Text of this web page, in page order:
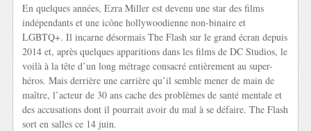
En quelques années, Ezra Miller est devenu une star des films
indépendants et une icône hollywoodienne non-binaire et
LGBTQ+. Il incarne désormais The Flash sur le grand écran depuis
2014 et, après quelques apparitions dans les films de DC Studios, le
voilà à la tête d’un long métrage consacré entièrement au super-
héros. Mais derrière une carrière qu’il semble mener de main de
maître, l’acteur de 30 ans cache des problèmes de santé mentale et
des accusations dont il pourrait avoir du mal à se défaire. The Flash
sort en salles ce 14 juin.